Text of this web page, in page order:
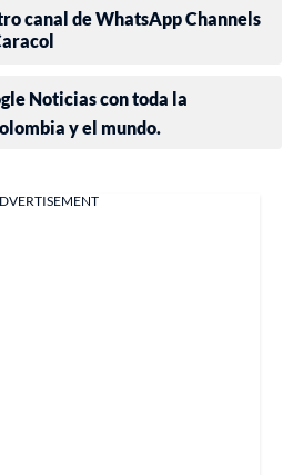
canal de WhatsApp Channels
Noticias con toda la
y el mundo.